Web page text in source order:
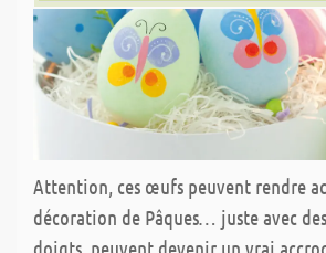
Attention, ces œufs peuvent rendre
décoration de Pâques… juste avec